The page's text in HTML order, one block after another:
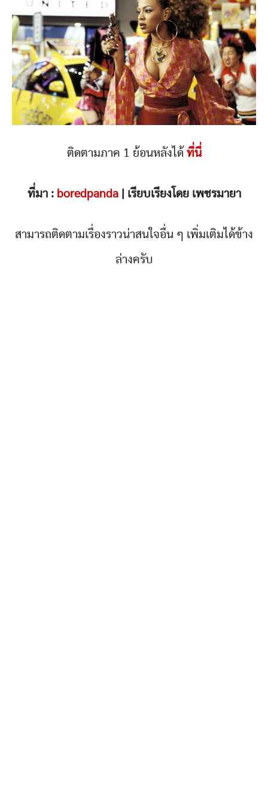
ติดตามภาค 1 ย้อนหลังได้ ที่นี่
ที่มา : boredpanda| เรียบเรียงโดย เพชรมายา
สามารถติดตามเรื่องราวน่าสนใจอื่น ๆ เพิ่มเติมได้ข้าง
ล่างครับ